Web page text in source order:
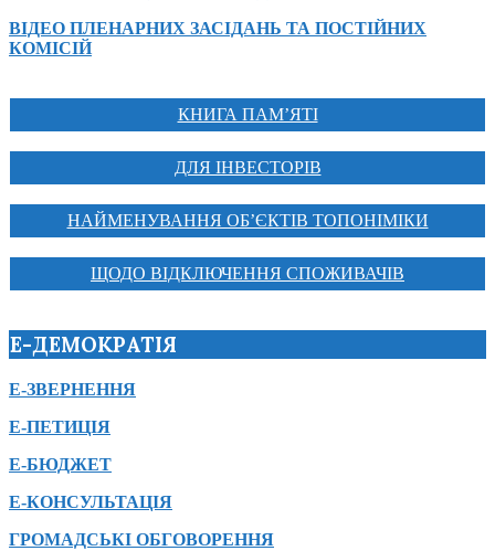
ВІДЕО ПЛЕНАРНИХ ЗАСІДАНЬ ТА ПОСТІЙНИХ
КОМІСІЙ
КНИГА ПАМ’ЯТІ
ДЛЯ ІНВЕСТОРІВ
НАЙМЕНУВАННЯ ОБ’ЄКТІВ ТОПОНІМІКИ
ЩОДО ВІДКЛЮЧЕННЯ СПОЖИВАЧІВ
Е-ДЕМОКРАТІЯ
Е-ЗВЕРНЕННЯ
Е-ПЕТИЦІЯ
Е-БЮДЖЕТ
Е-КОНСУЛЬТАЦІЯ
ГРОМАДСЬКІ ОБГОВОРЕННЯ